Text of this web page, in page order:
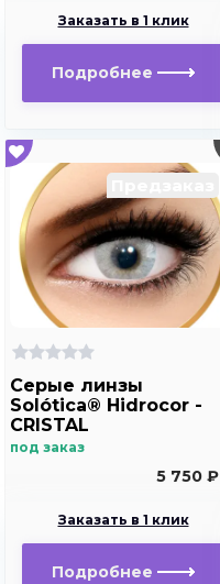
Заказать в 1 клик
Подробнее
Серые линзы
Solótica® Hidrocor -
CRISTAL
под заказ
5 750 ₽
Заказать в 1 клик
Подробнее